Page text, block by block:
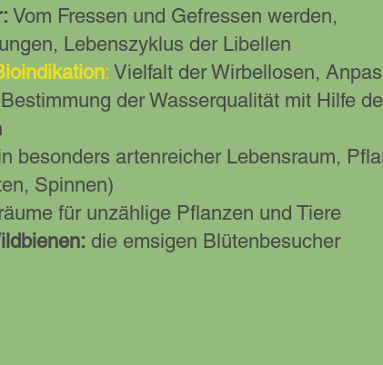
Vom Fressen und Gefressen werden,
Lebenszyklus der Libellen
: Vielfalt der Wirbellosen,
der Wasserqualität mit Hilfe
besonders artenreicher Lebensraum,
Spinnen)
für unzählige Pflanzen und Tiere
die emsigen Blütenbesucher